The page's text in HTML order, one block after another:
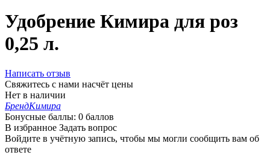
Удобрение Кимира для роз
0,25 л.
Написать отзыв
Свяжитесь с нами насчёт цены
Нет в наличии
БрендКимира
Бонусные баллы: 0 баллов
В избранное Задать вопрос
Войдите в учётную запись, чтобы мы могли сообщить вам об
ответе